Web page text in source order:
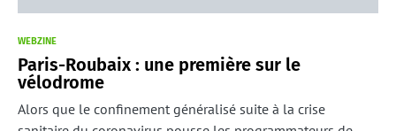
WEBZINE
Paris-Roubaix : une première sur le
vélodrome
Alors que le confinement généralisé suite à la crise